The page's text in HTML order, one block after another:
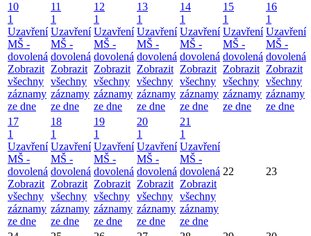
10
1
Uzavření
MŠ -
dovolená
Zobrazit
všechny
záznamy
ze dne
11
1
Uzavření
MŠ -
dovolená
Zobrazit
všechny
záznamy
ze dne
12
1
Uzavření
MŠ -
dovolená
Zobrazit
všechny
záznamy
ze dne
13
1
Uzavření
MŠ -
dovolená
Zobrazit
všechny
záznamy
ze dne
14
1
Uzavření
MŠ -
dovolená
Zobrazit
všechny
záznamy
ze dne
15
1
Uzavření
MŠ -
dovolená
Zobrazit
všechny
záznamy
ze dne
16
1
Uzavření
MŠ -
dovolená
Zobrazit
všechny
záznamy
ze dne
17
1
Uzavření
MŠ -
dovolená
Zobrazit
všechny
záznamy
ze dne
18
1
Uzavření
MŠ -
dovolená
Zobrazit
všechny
záznamy
ze dne
19
1
Uzavření
MŠ -
dovolená
Zobrazit
všechny
záznamy
ze dne
20
1
Uzavření
MŠ -
dovolená
Zobrazit
všechny
záznamy
ze dne
21
1
Uzavření
MŠ -
dovolená
Zobrazit
všechny
záznamy
ze dne
22 23